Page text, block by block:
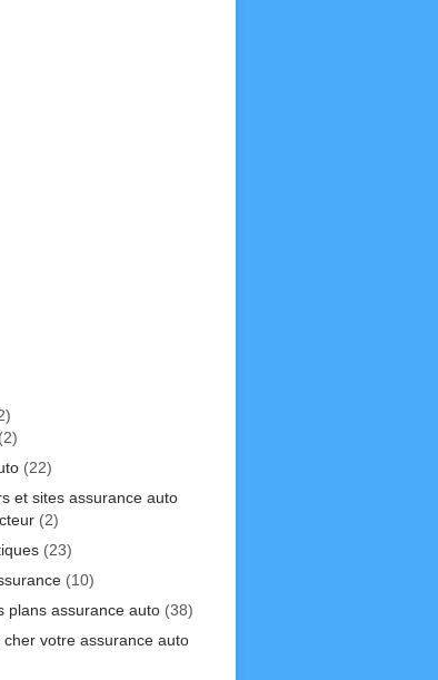
(2)
(22)
et sites assurance auto
(2)
(23)
(10)
plans assurance auto (38)
cher votre assurance auto